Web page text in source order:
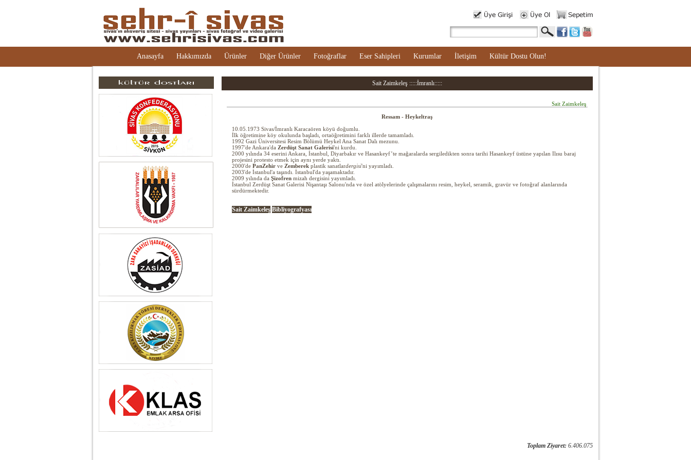
Anasayfa Hakkımızda Ürünler Diğer Ürünler Fotoğraflar Eser Sahipleri Kurumlar İletişim Kültür Dostu Olun!
Sait Zaimkeleş :::::İmranlı:::::
Sait Zaimkeleş
Ressam - Heykeltraş
10.05.1973 Sivas/İmranlı Karacaören köyü doğumlu.
İlk öğretimine köy okulunda başladı, ortaöğretimini farklı illerde tamamladı.
1992 Gazi Üniversitesi Resim Bölümü Heykel Ana Sanat Dalı mezunu.
1997'de Ankara'da Zerdüşt Sanat Galerisi'ni kurdu.
2000 yılında 34 eserini Ankara, İstanbul, Diyarbakır ve Hasankeyf’te mağaralarda sergiledikten sonra tarihi Hasankeyf üstüne yapılan Ilısu baraj
projesini protesto etmek için aynı yerde yaktı.
2000'de PanZehirve Zemberekplastik sanatlardergisi'ni yayımladı.
2003'de İstanbul'a taşındı. İstanbul'da yaşamaktadır.
2009 yılında da Şizofrenmizah dergisini yayımladı.
İstanbul Zerdüşt Sanat Galerisi Nişantaşı Salonu'nda ve özel atölyelerinde çalışmalarını resim, heykel, seramik, gravür ve fotoğraf alanlarında
sürdürmektedir.
Sait Zaimkeleş Bibliyografyası
Toplam Ziyaret: 6.406.075